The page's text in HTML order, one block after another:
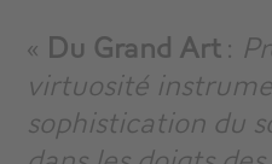
« Du Grand Art:
virtuosité
sophistication du